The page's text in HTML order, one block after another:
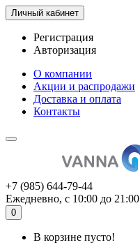
Личный кабинет
Регистрация
Авторизация
О компании
Акции и распродажи
Доставка и оплата
Контакты
+7 (985) 644-79-44
Ежедневно, с 10:00 до 21:00
0
В корзине пусто!